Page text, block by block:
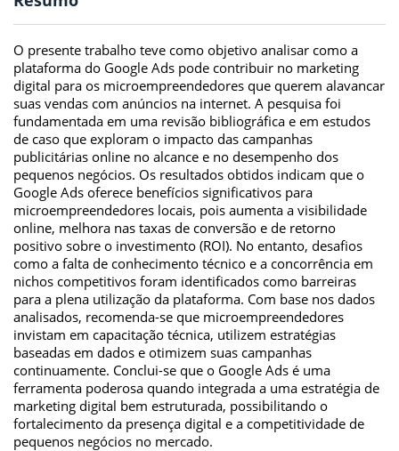
O presente trabalho teve como objetivo analisar como a
plataforma do Google Ads pode contribuir no marketing
digital para os microempreendedores que querem alavancar
suas vendas com anúncios na internet. A pesquisa foi
fundamentada em uma revisão bibliográfica e em estudos
de caso que exploram o impacto das campanhas
publicitárias online no alcance e no desempenho dos
pequenos negócios. Os resultados obtidos indicam que o
Google Ads oferece benefícios significativos para
microempreendedores locais, pois aumenta a visibilidade
online, melhora nas taxas de conversão e de retorno
positivo sobre o investimento (ROI). No entanto, desafios
como a falta de conhecimento técnico e a concorrência em
nichos competitivos foram identificados como barreiras
para a plena utilização da plataforma. Com base nos dados
analisados, recomenda-se que microempreendedores
invistam em capacitação técnica, utilizem estratégias
baseadas em dados e otimizem suas campanhas
continuamente. Conclui-se que o Google Ads é uma
ferramenta poderosa quando integrada a uma estratégia de
marketing digital bem estruturada, possibilitando o
fortalecimento da presença digital e a competitividade de
pequenos negócios no mercado.